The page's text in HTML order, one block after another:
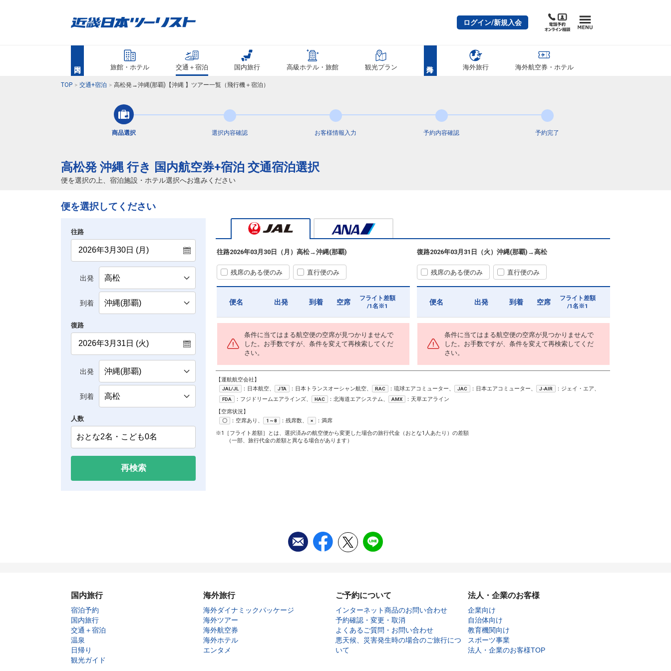
ログイン/新規入会
旅館・ホテル 交通＋宿泊 国内旅行 高級ホテル・旅館 観光プラン 海外旅行 海外航空券・ホテル
TOP 交通+宿泊 高松発→沖縄(那覇)【沖縄 】ツアー一覧（飛行機＋宿泊）
商品選択 選択内容確認 お客様情報 入力 予約内容確認 予約完了
高松発 沖縄 行き 国内航空券+宿泊 交通宿泊選択
便を選択の上、宿泊施設・ホテル選択へお進みください
便を選択してください
往路
出発
到着
復路
出発
到着
人数
再検索
往路2026年03月30日（月） 高松→沖縄(那覇)
残席のある便のみ 直行便のみ
便名 出発 到着 空席
フライト差額
/1名※1
条件に当てはまる航空便の空席が見つかりませんで
した。お手数ですが、条件を変えて再検索してくだ
さい。
復路2026年03月31日（火） 沖縄(那覇) →高松
残席のある便のみ 直行便のみ
便名 出発 到着 空席
フライト差額
/1名※1
条件に当てはまる航空便の空席が見つかりませんで
した。お手数ですが、条件を変えて再検索してくだ
さい。
【運航航空会社】
JAL/JL ：日本航空、 JTA ：日本トランスオーシャン航空、 RAC ：琉球エアコミューター、 JAC ：日本エアコミューター、 J-AIR ：ジェイ・エア、
FDA ：フジドリームエアラインズ、 HAC ：北海道エアシステム、 AMX
：天草エアライン
【空席状況】
〇 ：空席あり、 1～8 ：残席数、 ×
：満席
※1［フライト差額］とは、選択済みの航空便から変更した場合の旅行代金（おとな1人あたり）の差額
（一部、旅行代金の差額と異なる場合があります）
国内旅行
宿泊予約
国内旅行
交通＋宿泊
温泉
日帰り
観光ガイド
海外旅行
海外ダイナミックパッケージ
海外ツアー
海外航空券
海外ホテル
エンタメ
ご予約について
インターネット商品のお問い合わせ
予約確認・変更・取消
よくあるご質問・お問い合わせ
悪天候、災害発生時の場合のご旅行につ
いて
法人・企業のお客様
企業向け
自治体向け
教育機関向け
スポーツ事業
法人・企業のお客様TOP